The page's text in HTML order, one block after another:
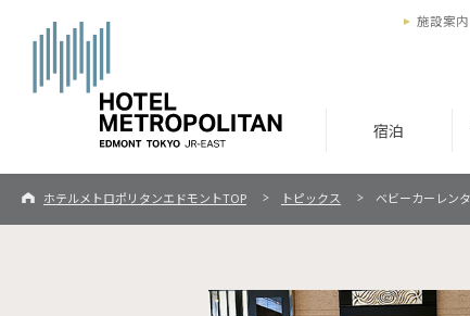
宿泊
施設案内
ホテルメトロポリタンエドモントTOP トピックス ベビーカーレン